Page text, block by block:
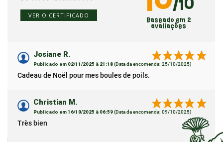
VER O CERTIFICADO
Baseado em 2
avaliações
Josiane R.
Publicado em 02/11/2025 à 21:18(Data da encomenda: 25/10/2025)
Cadeau de Noël pour mes boules de poils.
Christian M.
Publicado em 16/10/2025 à 06:59(Data da encomenda: 09/10/2025)
Très bien